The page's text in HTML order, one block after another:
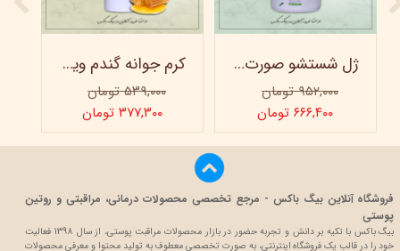
کرم جوانه گندم ویتابلا - تیوپی 60 میلی‌ لیتر
۵۳۹,۰۰۰ تومان
۳۷۷,۳۰۰ تومان
ژل شستشو صورت ویتابلا - 300 میلی لیتر
۹۵۲,۰۰۰ تومان
۶۶۶,۴۰۰ تومان
فروشگاه آنلاین بیگ باکس - مرجع تخصصی محصولات درمانی، مراقبتی و روتین
پوستی
بیگ باکس با تکیه بر دانش و تجربه حضور در بازار محصولات مراقبت پوستی، از سال 1398 فعالیت
خود را در قالب یک فروشگاه اینترنتی، به صورت تخصصی معطوف به تولید محتوا و معرفی محصولات